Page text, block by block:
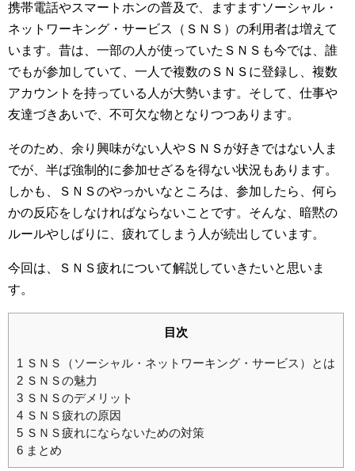
携帯電話やスマートホンの普及で、ますますソーシャル・
ネットワーキング・サービス（ＳＮＳ）の利用者は増えて
います。昔は、一部の人が使っていたＳＮＳも今では、誰
でもが参加していて、一人で複数のＳＮＳに登録し、複数
アカウントを持っている人が大勢います。そして、仕事や
友達づきあいで、不可欠な物となりつつあります。
そのため、余り興味がない人やＳＮＳが好きではない人ま
でが、半ば強制的に参加せざるを得ない状況もあります。
しかも、ＳＮＳのやっかいなところは、参加したら、何ら
かの反応をしなければならないことです。そんな、暗黙の
ルールやしばりに、疲れてしまう人が続出しています。
今回は、ＳＮＳ疲れについて解説していきたいと思いま
す。
目次
1 ＳＮＳ（ソーシャル・ネットワーキング・サービス）とは
2 ＳＮＳの魅力
3 ＳＮＳのデメリット
4 ＳＮＳ疲れの原因
5 ＳＮＳ疲れにならないための対策
6 まとめ